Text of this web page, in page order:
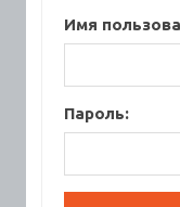
Имя
Пароль: